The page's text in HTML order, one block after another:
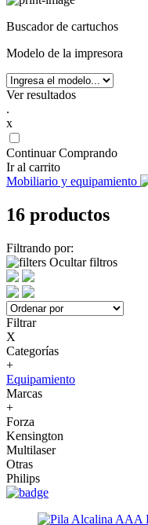
Buscador de cartuchos
Modelo de la impresora
Ver resultados
.
x
Continuar Comprando
Ir al carrito
Mobiliario y equipamiento
16 productos
Filtrando por:
Ocultar filtros
Filtrar
X
Categorías
+
Equipamiento
Marcas
+
Forza
Kensington
Multilaser
Otras
Philips